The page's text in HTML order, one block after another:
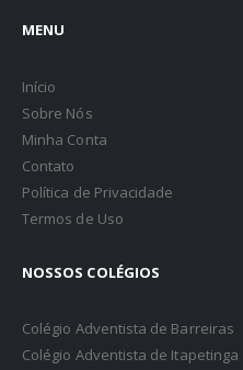
MENU
Início
Sobre Nós
Minha Conta
Contato
Política de Privacidade
Termos de Uso
NOSSOS COLÉGIOS
Colégio Adventista de Barreiras
Colégio Adventista de Itapetinga